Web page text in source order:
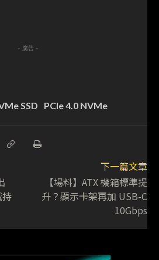
- 廣告 -
SSD PCIe 4.0 NVMe
下一篇文章
【場料】ATX 機箱標準提
升？顯示卡架再加 USB-C
10Gbps